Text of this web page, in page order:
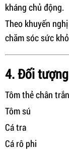
kháng chủ động.
Theo khuyến
chăm sóc sức
4. Đối
Tôm thẻ chân
Tôm sú
Cá tra
Cá rô phi